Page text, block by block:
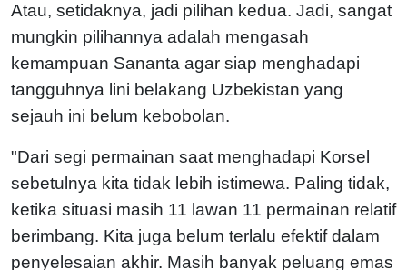
Atau, setidaknya, jadi pilihan kedua. Jadi, sangat
mungkin pilihannya adalah mengasah
kemampuan Sananta agar siap menghadapi
tangguhnya lini belakang Uzbekistan yang
sejauh ini belum kebobolan.
"Dari segi permainan saat menghadapi Korsel
sebetulnya kita tidak lebih istimewa. Paling tidak,
ketika situasi masih 11 lawan 11 permainan relatif
berimbang. Kita juga belum terlalu efektif dalam
penyelesaian akhir. Masih banyak peluang emas